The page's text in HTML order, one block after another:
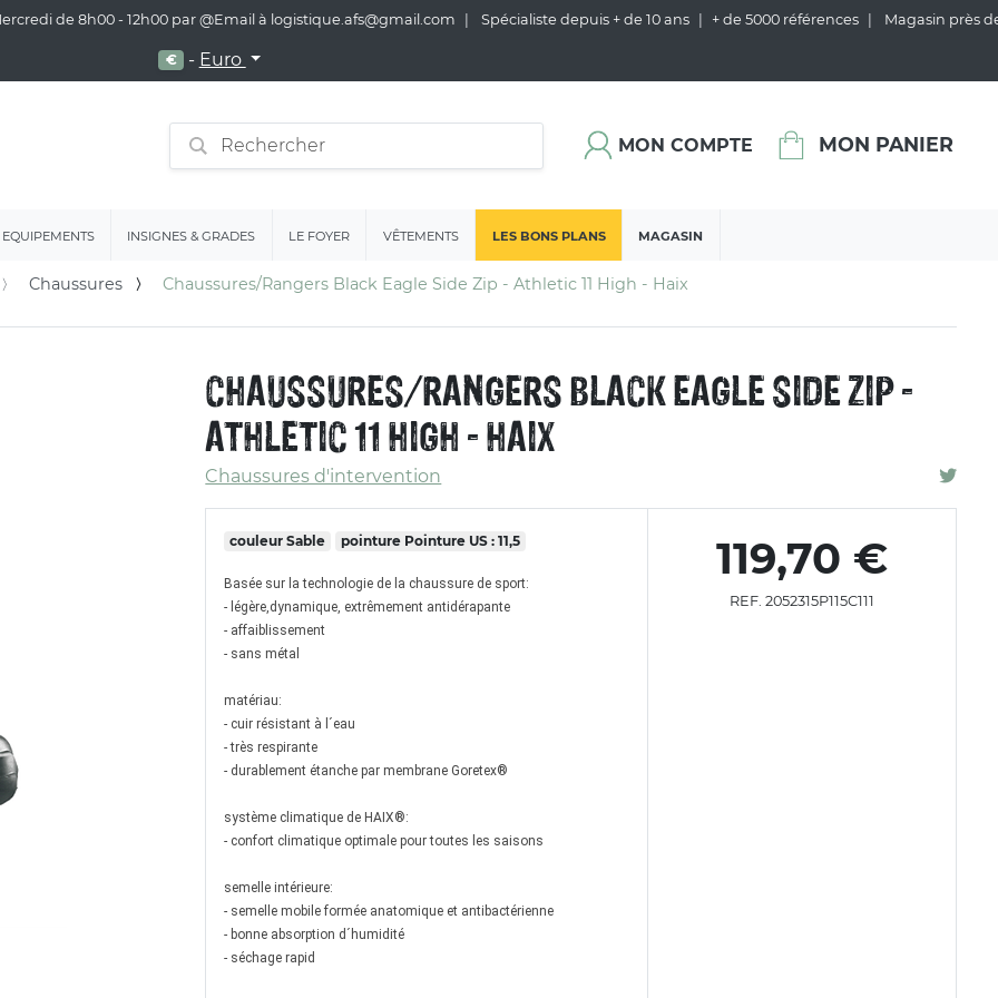
de 8h00 - 12h00 par @Email à logistique.afs@gmail.com Spécialiste depuis + de 10 ans + de 5000 références Magasin près
€ - Euro
MON COMPTE MON PANIER
EQUIPEMENTS INSIGNES & GRADES LE FOYER VÊTEMENTS LES BONS PLANS MAGASIN
Chaussures Chaussures/Rangers Black Eagle Side Zip - Athletic 11 High - Haix
CHAUSSURES/RANGERS BLACK EAGLE SIDE ZIP -
ATHLETIC 11 HIGH - HAIX
Basée sur la technologie de la chaussure de sport:
- légère,dynamique, extrêmement antidérapante
- affaiblissement
- sans métal
matériau:
- cuir résistant à l´eau
- très respirante
- durablement étanche par membrane Goretex®
système climatique de HAIX®:
- confort climatique optimale pour toutes les saisons
semelle intérieure:
- semelle mobile formée anatomique et antibactérienne
- bonne absorption d´humidité
- séchage rapid
Chaussures d'intervention
119,70 €
REF. 2052315P115C111
couleurSable pointure Pointure US : 11,5